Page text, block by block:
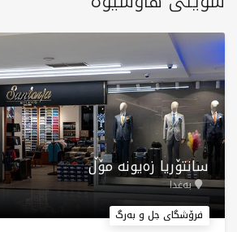
سانتۆریا زەیونە مۆڵ
بەغدا
فرۆشگای جل و بەرگ